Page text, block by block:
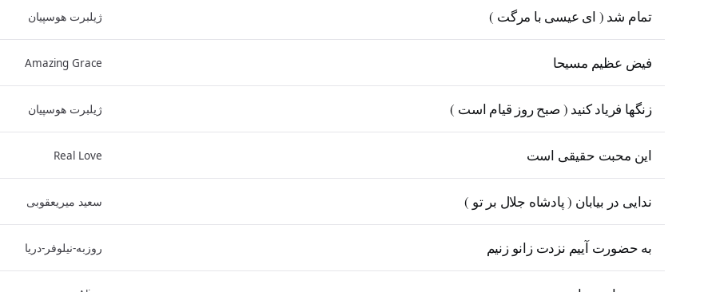
تمام شد ( ای عیسی با مرگت ) ژیلبرت هوسپیان
فیض عظیم مسیحا Amazing Grace
زنگها فریاد کنید ( صبح روز قیام است ) ژیلبرت هوسپیان
این محبت حقیقی است Real Love
ندایی در بیابان ( پادشاه جلال بر تو ) سعید میریعقوبی
به حضورت آییم نزدت زانو زنیم روزبه-نیلوفر-دریا